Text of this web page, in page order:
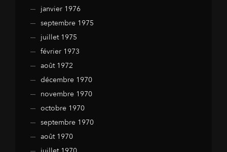
janvier 1976
septembre 1975
juillet 1975
février 1973
août 1972
décembre 1970
novembre 1970
octobre 1970
septembre 1970
août 1970